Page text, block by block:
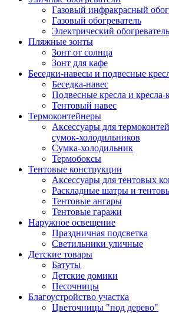
Газовый инфракрасный
Газовый обогреватель
Электрический обогреватель
Пляжные зонты
Зонт от солнца
Зонт для кафе
Беседки-навесы и подвесные
Беседка-навес
Подвесные кресла и кресла-
Тентовый навес
Термоконтейнеры
Аксессуары для
сумок-холодильников
Сумка-холодильник
Термобоксы
Тентовые конструкции
Аксессуары для тентовых
Раскладные шатры и
Тентовые ангары
Тентовые гаражи
Наружное освещение
Праздничная подсветка
Светильники уличные
Детские товары
Батуты
Детские домики
Песочницы
Благоустройство участка
Цветочницы "под дерево"